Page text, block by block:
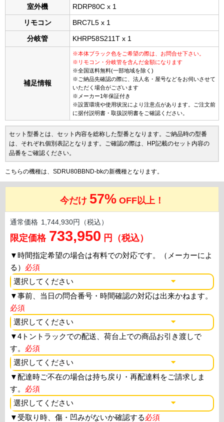
室外機 RDRP80C x 1
リモコン BRC7L5 x 1
分岐管 KHRP58S211T x 1
補足情報
※本体ブラック色をご希望の際は、お問合せ下さい。
※リモコン・分岐管を含んだ金額になります
※全国送料無料(一部地域を除く)
※ご納品先確認の際に、法人名・屋号などをお伺いさせて
いただく場合がございます
※メーカー1年保証付き
※設置環境や使用状況により注意点があります。ご注文前
に据付説明書・取扱説明書をご確認ください。
セット型番とは、セット内容を総称した型番となります。ご納品時の型番
は、それぞれ個別表記となります。ご確認の際は、HP記載のセット内容の
品番をご確認ください。
こちらの機種は、SDRU80BBND-bkの新機種となります。
今だけ 57% OFF以上！
通常価格 1,744,930円（税込）
限定価格 733,950 円（税込）
▼時間指定希望の場合は有料での対応です。（メーカーによ
る） 必須
▼事前、当日の問合番号・時間確認の対応は出来かねます。
必須
▼4トントラックでの配送、荷台上での商品お引き渡しで
す。 必須
▼配達時ご不在の場合は持ち戻り・再配達料をご請求しま
す。 必須
▼ 受取り時、傷・凹みがないか確認する必須